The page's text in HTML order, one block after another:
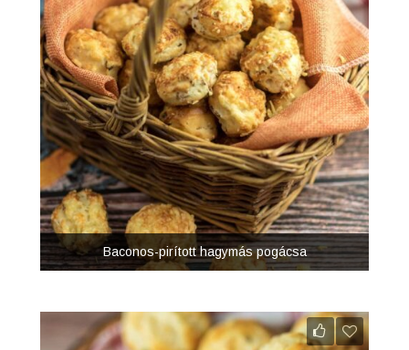
Baconos-pirított hagymás pogácsa